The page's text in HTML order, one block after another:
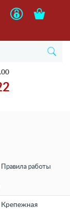
Правила работы
Крепежная